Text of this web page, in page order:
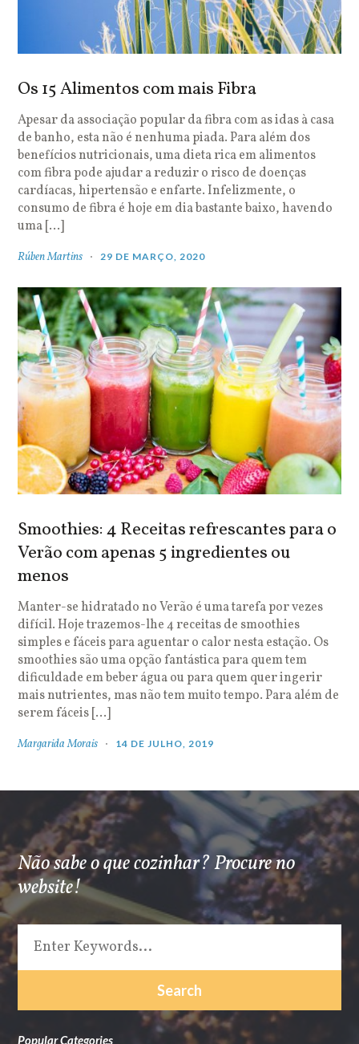
Os 15 Alimentos com mais Fibra
Apesar da associação popular da fibra com as idas à casa
de banho, esta não é nenhuma piada. Para além dos
benefícios nutricionais, uma dieta rica em alimentos
com fibra pode ajudar a reduzir o risco de doenças
cardíacas, hipertensão e enfarte. Infelizmente, o
consumo de fibra é hoje em dia bastante baixo, havendo
uma […]
Rúben Martins 29 DE MARÇO, 2020
Smoothies: 4 Receitas refrescantes para o
Verão com apenas 5 ingredientes ou
menos
Manter-se hidratado no Verão é uma tarefa por vezes
difícil. Hoje trazemos-lhe 4 receitas de smoothies
simples e fáceis para aguentar o calor nesta estação. Os
smoothies são uma opção fantástica para quem tem
dificuldade em beber água ou para quem quer ingerir
mais nutrientes, mas não tem muito tempo. Para além de
serem fáceis […]
Margarida Morais 14 DE JULHO, 2019
Não sabe o que cozinhar? Procure no
website!
Popular Categories